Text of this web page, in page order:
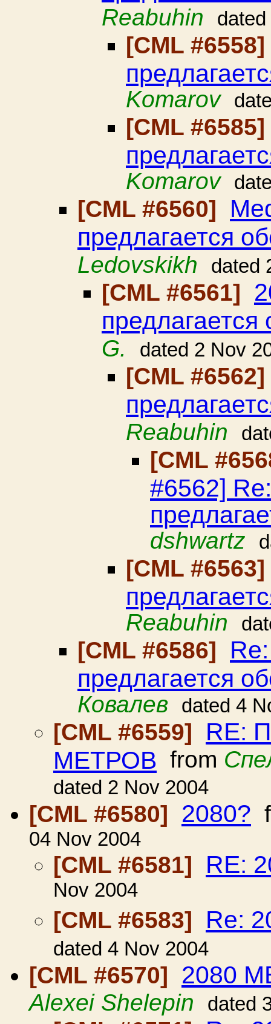
Reabuhin
[CML #6558]
Komarov
[CML #6585]
Komarov
[CML #6560]
предлагается
Ledovskikh dated
[CML #6561]
G. dated 2 Nov
[CML #6562]
Reabuhin
[CML
#6562]
dshwartz
[CML #6563]
Reabuhin
[CML #6586]
предлагается
Ковалев
dated 4
[CML #6559] RE:
МЕТРОВ from
dated 2 Nov 2004
[CML #6580] 2080?
04 Nov 2004
[CML #6581] RE:
Nov 2004
[CML #6583]
Re:
dated 4 Nov 2004
[CML #6570] 2080
Alexei Shelepin dated